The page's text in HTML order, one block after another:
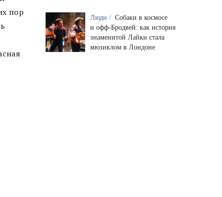
пор
Люди / Собаки в космосе
и офф-Бродвей: как история
знаменитой Лайки стала
мюзиклом в Лондоне